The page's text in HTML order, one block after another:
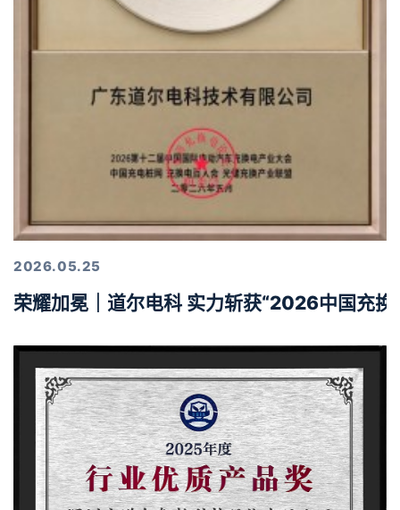
2026.05.25
荣耀加冕｜道尔电科 实力斩获“2026中国充换